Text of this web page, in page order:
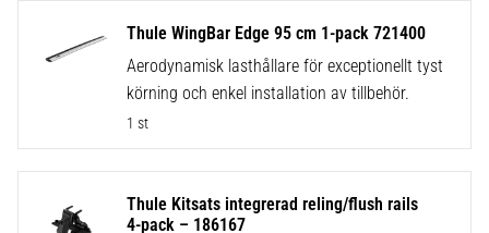
Thule WingBar Edge 95 cm 1-pack 721400
Aerodynamisk lasthållare för exceptionellt tyst
körning och enkel installation av tillbehör.
1 st
Thule Kitsats integrerad reling/flush rails
4-pack – 186167